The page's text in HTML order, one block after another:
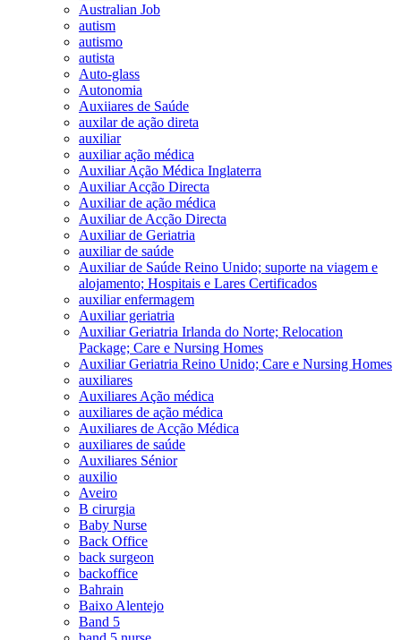
Australian Job
autism
autismo
autista
Auto-glass
Autonomia
Auxiiares de Saúde
auxilar de ação direta
auxiliar
auxiliar ação médica
Auxiliar Ação Médica Inglaterra
Auxiliar Acção Directa
Auxiliar de ação médica
Auxiliar de Acção Directa
Auxiliar de Geriatria
auxiliar de saúde
Auxiliar de Saúde Reino Unido; suporte na viagem e
alojamento; Hospitais e Lares Certificados
auxiliar enfermagem
Auxiliar geriatria
Auxiliar Geriatria Irlanda do Norte; Relocation
Package; Care e Nursing Homes
Auxiliar Geriatria Reino Unido; Care e Nursing Homes
auxiliares
Auxiliares Ação médica
auxiliares de ação médica
Auxiliares de Acção Médica
auxiliares de saúde
Auxiliares Sénior
auxilio
Aveiro
B cirurgia
Baby Nurse
Back Office
back surgeon
backoffice
Bahrain
Baixo Alentejo
Band 5